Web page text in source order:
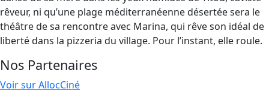
rêveur, ni qu’une plage méditerranéenne désertée sera le
théâtre de sa rencontre avec Marina, qui rêve son idéal de
liberté dans la pizzeria du village. Pour l’instant, elle roule.
Nos Partenaires
Voir sur AllocCiné